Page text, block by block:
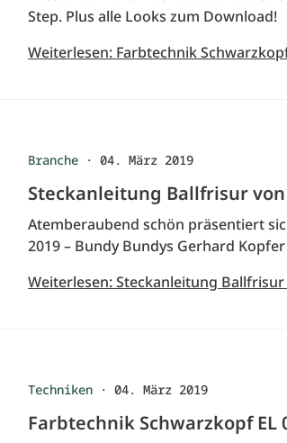
Step. Plus alle Looks zum Download!
Weiterlesen: Farbtechnik
Branche · 04. März 2019
Steckanleitung Ballfrisur von
Atemberaubend schön präsentiert
2019 – Bundy Bundys Gerhard
Weiterlesen: Steckanleitung Ballfrisur
Techniken · 04. März 2019
Farbtechnik Schwarzkopf EL